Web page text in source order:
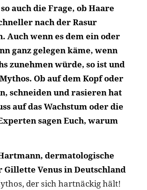
auch die Frage, ob Haare
nach der Rasur
Auch wenn es dem ein oder
ganz gelegen käme, wenn
zunehmen würde, so ist und
Ob auf dem Kopf oder
schneiden und rasieren hat
auf das Wachstum oder die
sagen Euch, warum
dermatologische
Venus in Deutschland
der sich hartnäckig hält!